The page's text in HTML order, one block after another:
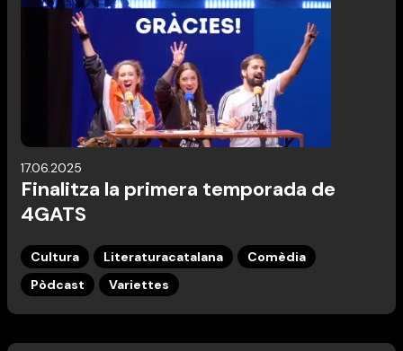
17.06.2025
Finalitza la primera temporada de
4GATS
Cultura Literaturacatalana
Comèdia
Pòdcast
Variettes